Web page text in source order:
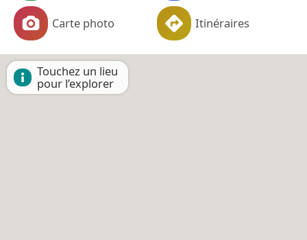
Carte photo Itinéraires
Touchez un lieu
pour l’explorer